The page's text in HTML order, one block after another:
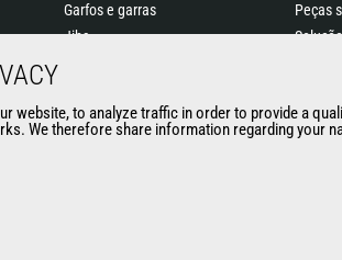
Garfos e garras
Jibs
Vassouras e Limpadoras
Peças
Usados
website, to analyze traffic in order to provide a
We therefore share information regarding your